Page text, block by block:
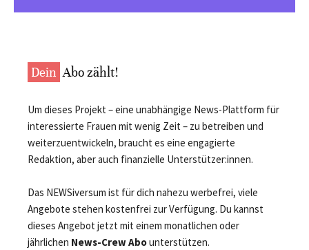
Dein Abo zählt!
Um dieses Projekt – eine unabhängige News-Plattform für
interessierte Frauen mit wenig Zeit – zu betreiben und
weiterzuentwickeln, braucht es eine engagierte
Redaktion, aber auch finanzielle Unterstützer:innen.
Das NEWSiversum ist für dich nahezu werbefrei, viele
Angebote stehen kostenfrei zur Verfügung. Du kannst
dieses Angebot jetzt mit einem monatlichen oder
jährlichen News-Crew Abounterstützen.